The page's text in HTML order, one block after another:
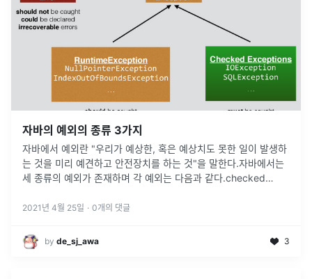
자바의 예외의 종류 3가지
자바에서 예외란 "우리가 예상한, 혹은 예상치도 못한 일이 발생하
는 것을 미리 예견하고 안전장치를 하는 것"을 말한다.자바에서는
세 종류의 예외가 존재하며 각 예외는 다음과 같다.checked
2021년 4월 25일 · 0개의 댓글
by de_sj_awa 3